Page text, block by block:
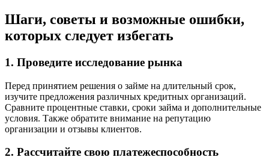
Шаги, советы и возможные ошибки,
которых следует избегать
1. Проведите исследование рынка
Перед принятием решения о займе на длительный срок,
изучите предложения различных кредитных организаций.
Сравните процентные ставки, сроки займа и дополнительные
условия. Также обратите внимание на репутацию
организации и отзывы клиентов.
2. Рассчитайте свою платежеспособность